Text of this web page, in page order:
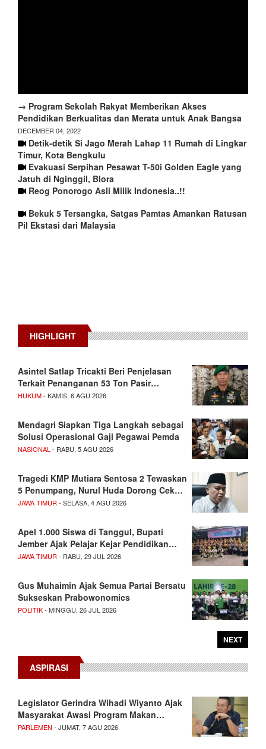
→ Program Sekolah Rakyat Memberikan Akses
Pendidikan Berkualitas dan Merata untuk Anak Bangsa
DECEMBER 04, 2022
Detik-detik Si Jago Merah Lahap 11 Rumah di Lingkar
Timur, Kota Bengkulu
Evakuasi Serpihan Pesawat T-50i Golden Eagle yang
Jatuh di Nginggil, Blora
Reog Ponorogo Asli Milik Indonesia..!!
Bekuk 5 Tersangka, Satgas Pamtas Amankan Ratusan
Pil Ekstasi dari Malaysia
HIGHLIGHT
Asintel Satlap Tricakti Beri Penjelasan
Terkait Penanganan 53 Ton Pasir…
HUKUM- KAMIS, 6 AGU 2026
Mendagri Siapkan Tiga Langkah sebagai
Solusi Operasional Gaji Pegawai Pemda
NASIONAL - RABU, 5 AGU 2026
Tragedi KMP Mutiara Sentosa 2 Tewaskan
5 Penumpang, Nurul Huda Dorong Cek…
JAWA TIMUR - SELASA, 4 AGU 2026
Apel 1.000 Siswa di Tanggul, Bupati
Jember Ajak Pelajar Kejar Pendidikan…
JAWA TIMUR - RABU, 29 JUL 2026
Gus Muhaimin Ajak Semua Partai Bersatu
Sukseskan Prabowonomics
POLITIK- MINGGU, 26 JUL 2026
NEXT
ASPIRASI
Legislator Gerindra Wihadi Wiyanto Ajak
Masyarakat Awasi Program Makan…
PARLEMEN - JUMAT, 7 AGU 2026